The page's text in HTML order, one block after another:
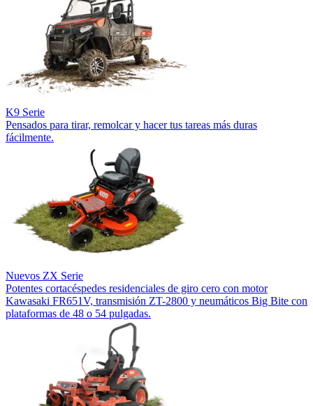
K9 Serie
Pensados para tirar, remolcar y hacer tus tareas más duras
fácilmente.
Nuevos ZX Serie
Potentes cortacéspedes residenciales de giro cero con motor
Kawasaki FR651V, transmisión ZT-2800 y neumáticos Big Bite con
plataformas de 48 o 54 pulgadas.